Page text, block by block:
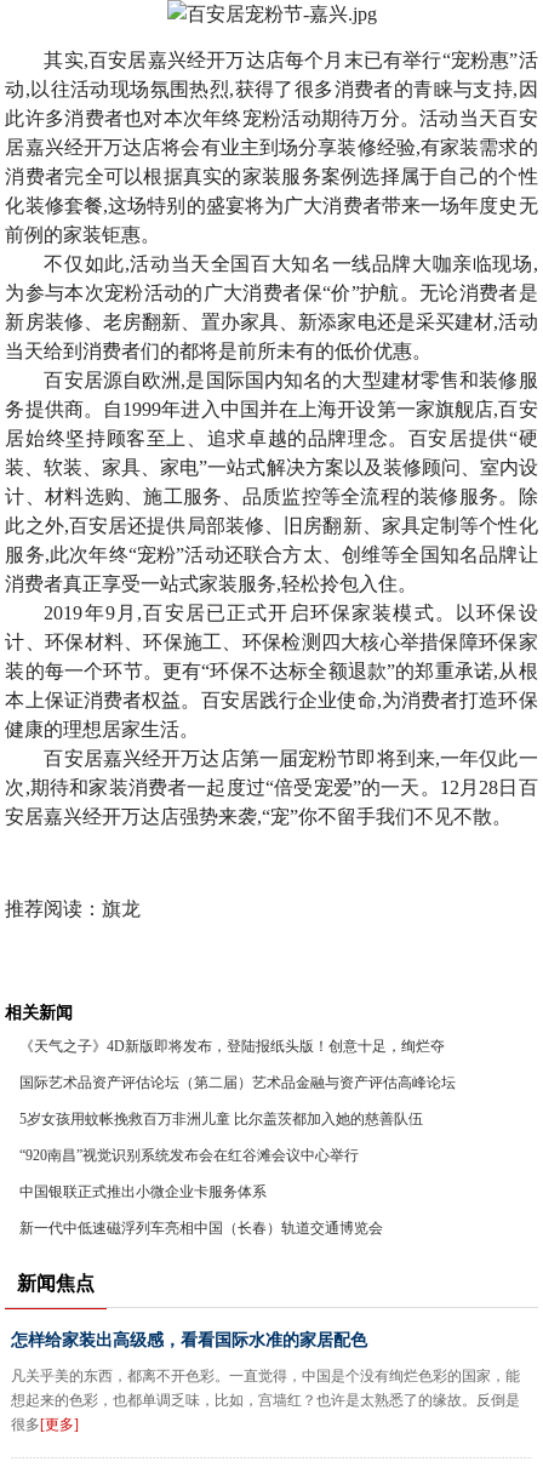
其实,百安居嘉兴经开万达店每个月末已有举行“宠粉惠”活
动,以往活动现场氛围热烈,获得了很多消费者的青睐与支持,因
此许多消费者也对本次年终宠粉活动期待万分。活动当天百安
居嘉兴经开万达店将会有业主到场分享装修经验,有家装需求的
消费者完全可以根据真实的家装服务案例选择属于自己的个性
化装修套餐,这场特别的盛宴将为广大消费者带来一场年度史无
前例的家装钜惠。
不仅如此,活动当天全国百大知名一线品牌大咖亲临现场,
为参与本次宠粉活动的广大消费者保“价”护航。无论消费者是
新房装修、老房翻新、置办家具、新添家电还是采买建材,活动
当天给到消费者们的都将是前所未有的低价优惠。
百安居源自欧洲,是国际国内知名的大型建材零售和装修服
务提供商。自1999年进入中国并在上海开设第一家旗舰店,百安
居始终坚持顾客至上、追求卓越的品牌理念。百安居提供“硬
装、软装、家具、家电”一站式解决方案以及装修顾问、室内设
计、材料选购、施工服务、品质监控等全流程的装修服务。除
此之外,百安居还提供局部装修、旧房翻新、家具定制等个性化
服务,此次年终“宠粉”活动还联合方太、创维等全国知名品牌让
消费者真正享受一站式家装服务,轻松拎包入住。
2019年9月,百安居已正式开启环保家装模式。以环保设
计、环保材料、环保施工、环保检测四大核心举措保障环保家
装的每一个环节。更有“环保不达标全额退款”的郑重承诺,从根
本上保证消费者权益。百安居践行企业使命,为消费者打造环保
健康的理想居家生活。
百安居嘉兴经开万达店第一届宠粉节即将到来,一年仅此一
次,期待和家装消费者一起度过“倍受宠爱”的一天。12月28日百
安居嘉兴经开万达店强势来袭,“宠”你不留手我们不见不散。
推荐阅读：旗龙
相关新闻
《天气之子》4D新版即将发布，登陆报纸头版！创意十足，绚烂夺
目
国际艺术品资产评估论坛（第二届）艺术品金融与资产评估高峰论坛
即将启幕
5岁女孩用蚊帐挽救百万非洲儿童 比尔盖茨都加入她的慈善队伍
“920南昌”视觉识别系统发布会在红谷滩会议中心举行
中国银联正式推出小微企业卡服务体系
新一代中低速磁浮列车亮相中国（长春）轨道交通博览会
新闻焦点
怎样给家装出高级感，看看国际水准的家居配色
凡关乎美的东西，都离不开色彩。一直觉得，中国是个没有绚烂色彩的国家，能
想起来的色彩，也都单调乏味，比如，宫墙红？也许是太熟悉了的缘故。反倒是
很多[更多]